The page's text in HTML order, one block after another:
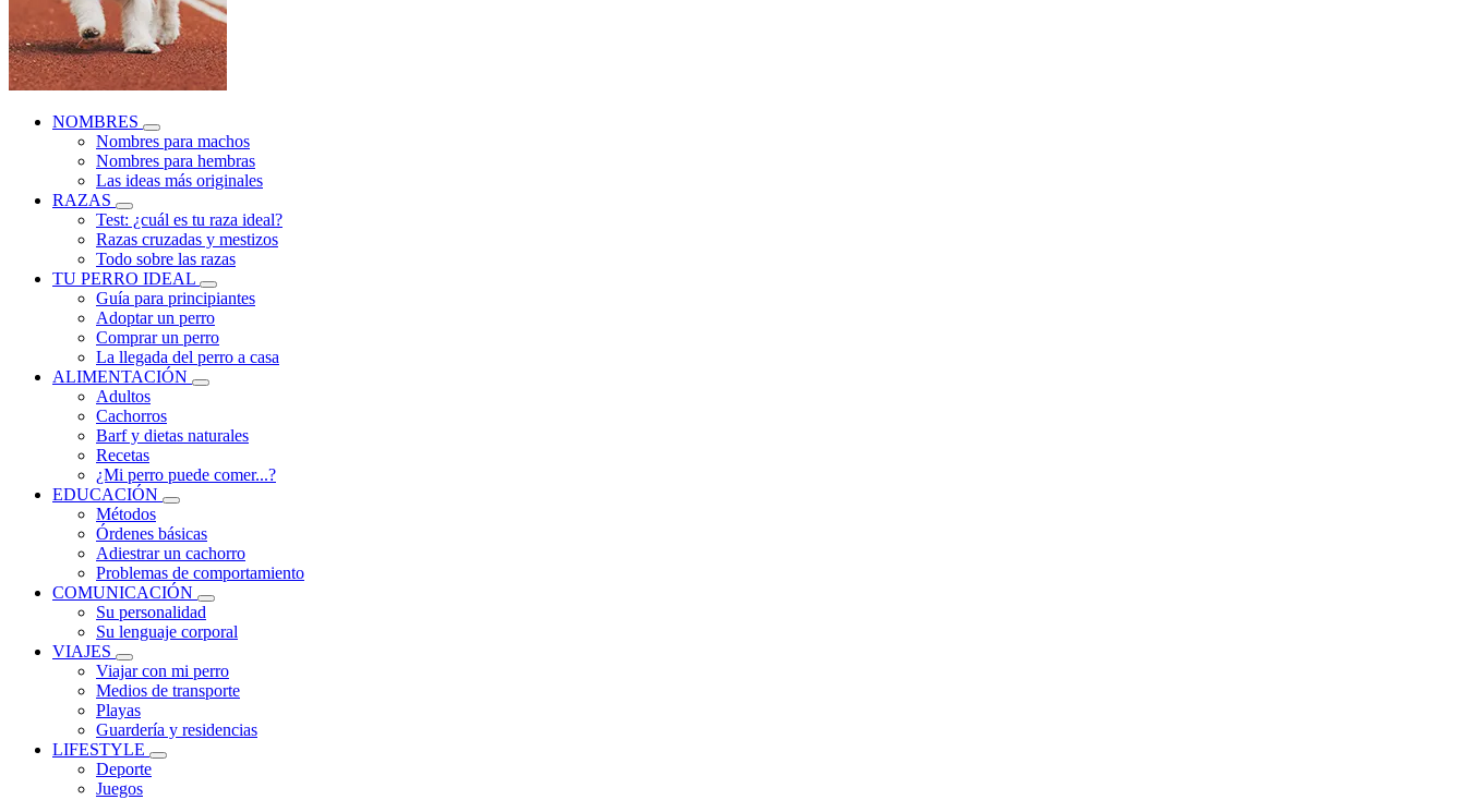
NOMBRES
Nombres para machos
Nombres para hembras
Las ideas más originales
RAZAS
Test: ¿cuál es tu raza ideal?
Razas cruzadas y mestizos
Todo sobre las razas
TU PERRO IDEAL
Guía para principiantes
Adoptar un perro
Comprar un perro
La llegada del perro a casa
ALIMENTACIÓN
Adultos
Cachorros
Barf y dietas naturales
Recetas
¿Mi perro puede comer...?
EDUCACIÓN
Métodos
Órdenes básicas
Adiestrar un cachorro
Problemas de comportamiento
COMUNICACIÓN
Su personalidad
Su lenguaje corporal
VIAJES
Viajar con mi perro
Medios de transporte
Playas
Guardería y residencias
LIFESTYLE
Deporte
Juegos